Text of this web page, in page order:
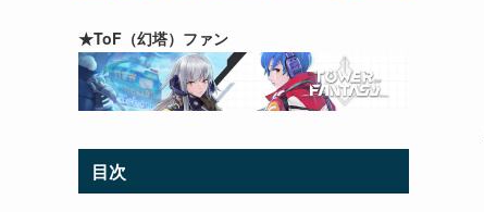
★ToF（幻塔）ファン
目次